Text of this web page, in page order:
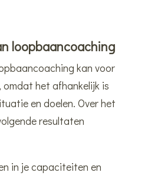
loopbaancoaching
kan voor
omdat het afhankelijk is
en doelen. Over het
resultaten
in je capaciteiten en